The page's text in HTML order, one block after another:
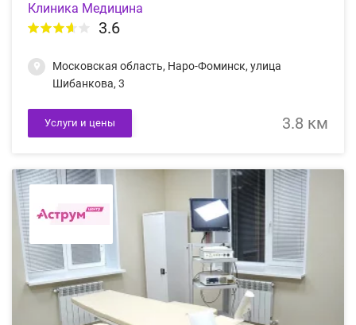
Клиника Медицина
3.6
Московская область, Наро-Фоминск, улица
Шибанкова, 3
Услуги и цены 3.8 км